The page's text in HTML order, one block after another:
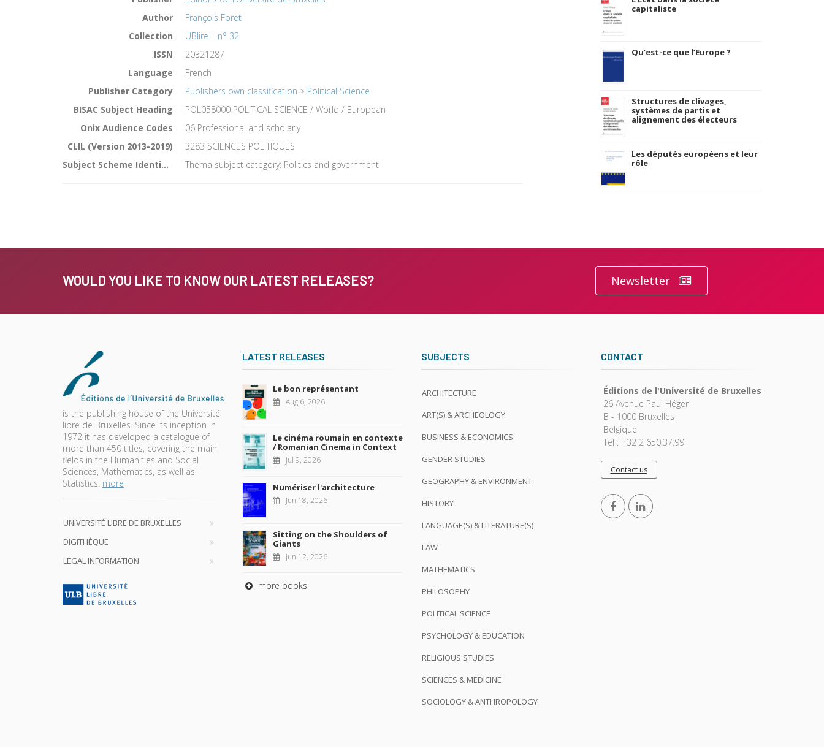
Author
François Foret
Collection
UBlire | n° 32
ISSN
20321287
Language
French
Publisher Category
Publishers own classification > Political Science
BISAC Subject Heading
POL058000 POLITICAL SCIENCE / World / European
Onix Audience Codes
06 Professional and scholarly
CLIL (Version 2013-2019)
3283 SCIENCES POLITIQUES
Subject Scheme Identifier Code
Thema subject category: Politics and government
capitaliste
Qu’est-ce que l’Europe ?
Structures de clivages,
systèmes de partis et
alignement des électeurs
Les députés européens et leur
rôle
WOULD YOU LIKE TO KNOW OUR LATEST RELEASES? Newsletter
is the publishing house of the Université
libre de Bruxelles. Since its inception in
1972 it has developed a catalogue of
more than 450 titles, covering the main
fields in the Humanities and Social
Sciences, Mathematics, as well as
Statistics. more
UNIVERSITÉ LIBRE DE BRUXELLES
DIGITHÈQUE
LEGAL INFORMATION
LATEST RELEASES
Le bon représentant
Aug 6, 2026
Le cinéma roumain en contexte
/ Romanian Cinema in Context
Jul 9, 2026
Numériser l'architecture
Jun 18, 2026
Sitting on the Shoulders of
Giants
Jun 12, 2026
more books
SUBJECTS
ARCHITECTURE
ART(S) & ARCHEOLOGY
BUSINESS & ECONOMICS
GENDER STUDIES
GEOGRAPHY & ENVIRONMENT
HISTORY
LANGUAGE(S) & LITERATURE(S)
LAW
MATHEMATICS
PHILOSOPHY
POLITICAL SCIENCE
PSYCHOLOGY & EDUCATION
RELIGIOUS STUDIES
SCIENCES & MEDICINE
SOCIOLOGY & ANTHROPOLOGY
CONTACT
Éditions de l'Université de Bruxelles
26 Avenue Paul Héger
B - 1000 Bruxelles
Belgique
Tel : +32 2 650.37.99
Contact us